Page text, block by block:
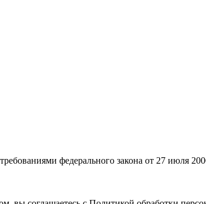
федерального закона от 27 июля